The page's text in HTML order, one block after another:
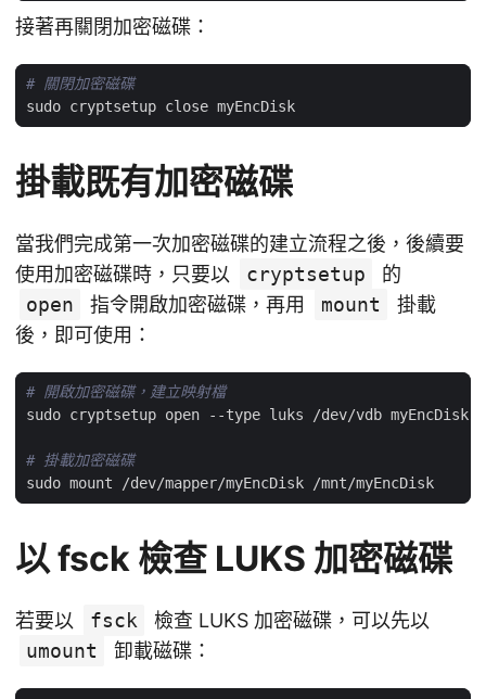
接著再關閉加密磁碟：
# 關閉加密磁碟
掛載既有加密磁碟
當我們完成第一次加密磁碟的建立流程之後，後續要
使用加密磁碟時，只要以
cryptsetup
的
open
指令開啟加密磁碟，再用 mount
掛載
後，即可使用：
# 開啟加密磁碟，建立映射檔
# 掛載加密磁碟
以 fsck 檢查 LUKS 加密磁碟
若要以 fsck
檢查 LUKS 加密磁碟，可以先以
umount
卸載磁碟：